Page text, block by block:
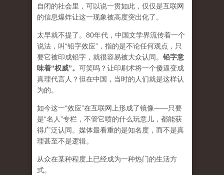
自闭的社会里，可以说一贯如此，仅仅是互联网
的信息爆炸让这一现象被高度突出化了。
太早就不提了。80年代，中国文学界流传着一个
说法，叫“铅字效应”，指的是不论任何观点，只
要它被印成铅字，就很容易被大众认同。 铅字意
味着“权威”。 可笑吗？让印刷术将一个傻逼变成
真理代言人？但在中国，当时的人们就是这样认
为的。
如今这一“效应”在互联网上形成了镜像——只要
是“名人”专栏，不管它喷的什么玩意儿，都能获
得广泛认同。媒体最看重的是知名度，而不是真
理甚至不是逻辑。
从众在某种程度上已经成为一种热门的生活方
式。